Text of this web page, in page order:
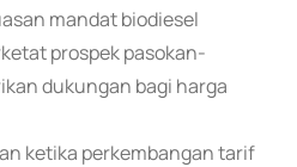
mandat biodiesel
prospek pasokan-
dukungan bagi harga
ketika perkembangan tarif